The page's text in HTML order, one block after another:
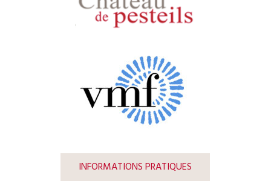
INFORMATIONS PRATIQUES